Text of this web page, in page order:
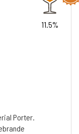
11.5%
Porter.